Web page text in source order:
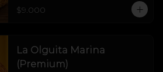
que hace crunch a cada mordisco.
¡Explosión de sabor sin culpa! 💚🔥
$9.000
La Olguita Marina
(Premium)